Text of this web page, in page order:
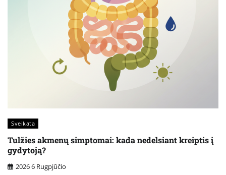
Sveikata
Tulžies akmenų simptomai: kada nedelsiant kreiptis į
gydytoją?
2026 6 Rugpjūčio